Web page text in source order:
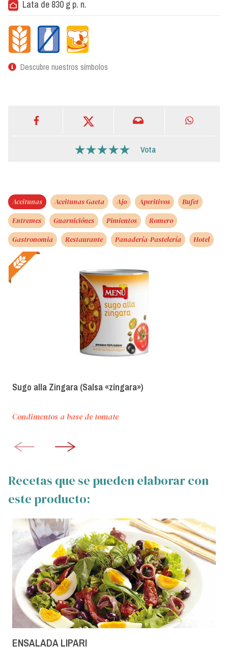
Lata de 830 g p. n.
Descubre nuestros símbolos
Vota
Aceitunas Aceitunas Gaeta Ajo Aperitivos
Bufet
Entremes
Guarniciónes Pimientos
Romero
Gastronomia
Restaurante Panadería-Pastelería Hotel
Sugo alla Zingara (Salsa «zíngara»)
Condimentos a base de tomate
Recetas que se pueden elaborar con
este producto:
ENSALADA LIPARI